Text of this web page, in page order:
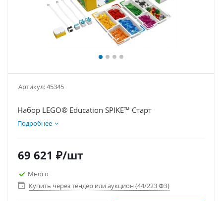
Артикул:45345
Набор LEGO® Education SPIKE™ Старт
Подробнее
69 621 ₽/шт
Много
Купить через тендер или аукцион (44/223 ФЗ)